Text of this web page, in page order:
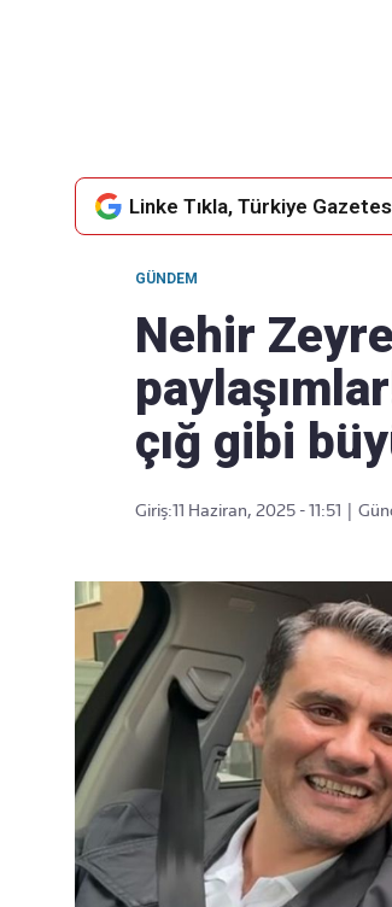
Linke Tıkla, Türkiye
GÜNDEM
Nehir
çığ gibi
Giriş:11 Haziran, 2025 - 11:51